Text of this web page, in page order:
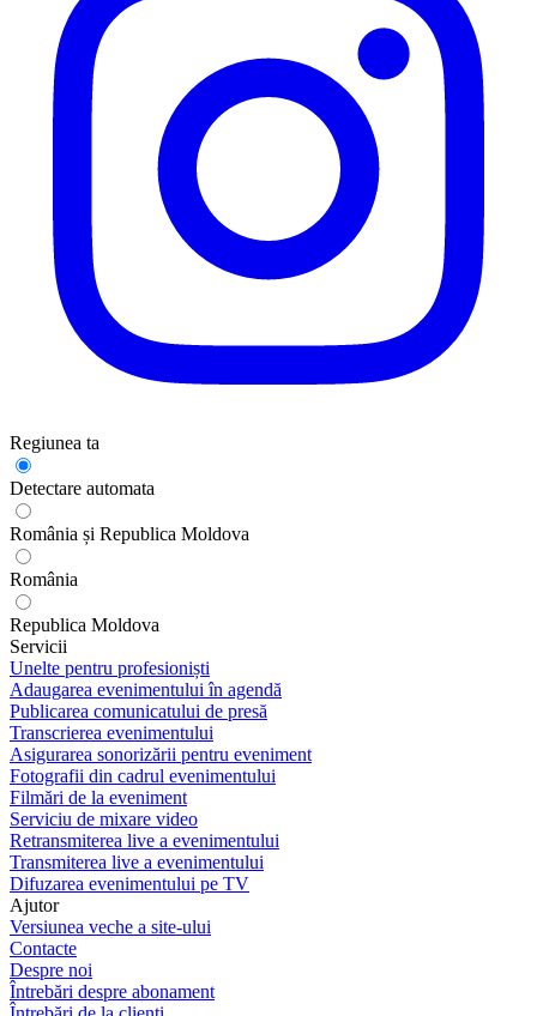
Regiunea ta
Detectare automata
România și Republica Moldova
România
Republica Moldova
Servicii
Unelte pentru profesioniști
Adaugarea evenimentului în agendă
Publicarea comunicatului de presă
Transcrierea evenimentului
Asigurarea sonorizării pentru eveniment
Fotografii din cadrul evenimentului
Filmări de la eveniment
Serviciu de mixare video
Retransmiterea live a evenimentului
Transmiterea live a evenimentului
Difuzarea evenimentului pe TV
Ajutor
Versiunea veche a site-ului
Contacte
Despre noi
Întrebări despre abonament